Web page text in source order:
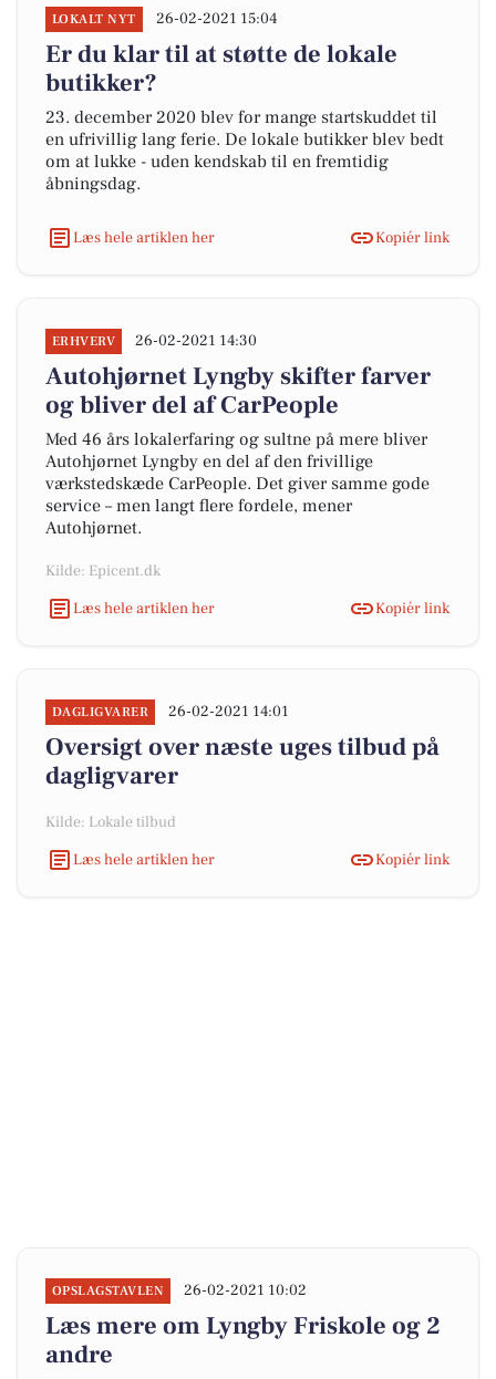
LOKALT NYT 26-02-2021 15:04
Er du klar til at støtte de lokale
butikker?
23. december 2020 blev for mange startskuddet til
en ufrivillig lang ferie. De lokale butikker blev bedt
om at lukke - uden kendskab til en fremtidig
åbningsdag.
Læs hele artiklen her Kopiér link
ERHVERV 26-02-2021 14:30
Autohjørnet Lyngby skifter farver
og bliver del af CarPeople
Med 46 års lokalerfaring og sultne på mere bliver
Autohjørnet Lyngby en del af den frivillige
værkstedskæde CarPeople. Det giver samme gode
service – men langt flere fordele, mener
Autohjørnet.
Kilde: Epicent.dk
Læs hele artiklen her
Kopiér link
DAGLIGVARER 26-02-2021 14:01
Oversigt over næste uges tilbud på
dagligvarer
Kilde: Lokale tilbud
Læs hele artiklen her
Kopiér link
OPSLAGSTAVLEN 26-02-2021 10:02
Læs mere om Lyngby Friskole og 2
andre